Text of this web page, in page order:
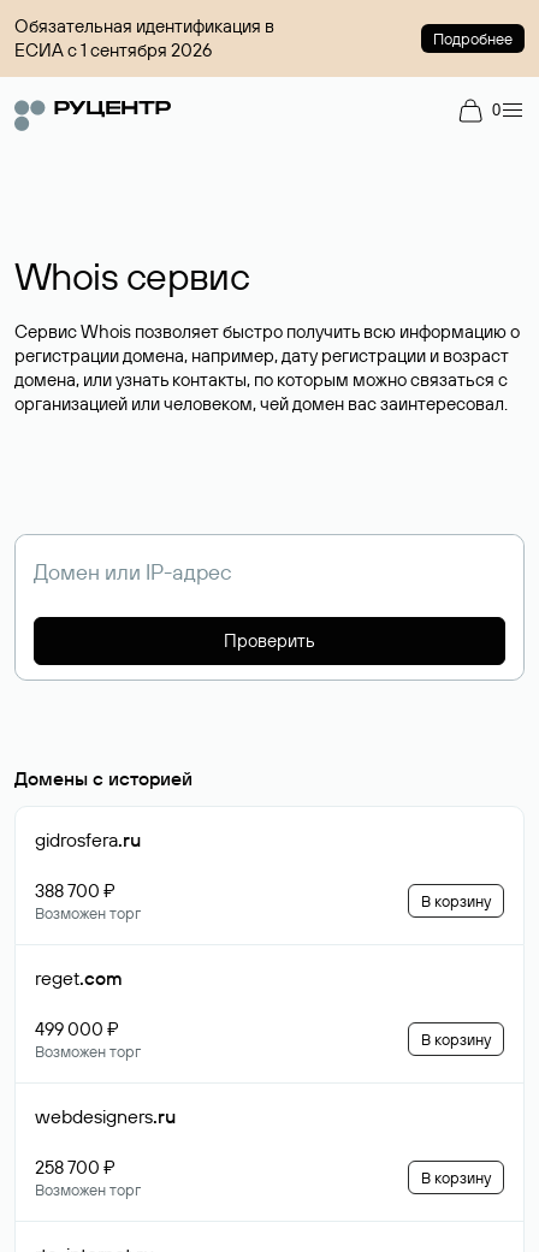
Обязательная идентификация в
ЕСИА с 1 сентября 2026
Подробнее
0
Whois сервис
Сервис Whois позволяет быстро получить всю информацию о
регистрации домена, например, дату регистрации и возраст
домена, или узнать контакты, по которым можно связаться с
организацией или человеком, чей домен вас заинтересовал.
Проверить
Домены с историей
gidrosfera.ru
388 700 ₽
Возможен торг
В корзину
reget.com
499 000 ₽
Возможен торг
В корзину
webdesigners.ru
258 700 ₽
Возможен торг
В корзину